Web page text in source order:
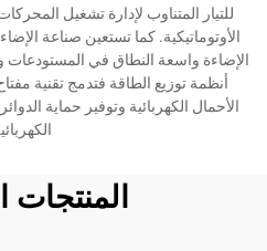
للتيار المتناوب لإدارة تشغيل
الأوتوماتيكية. كما تستعين صناعة
الإضاءة واسعة النطاق في المستودعات
أنظمة توزيع الطاقة فتدمج تقنية
الأحمال الكهربائية وتوفير حماية
المنتجات